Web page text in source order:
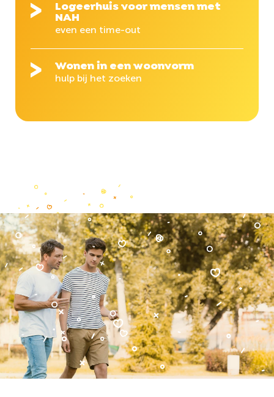
Logeerhuis voor mensen met
NAH
even een time-out
Wonen in een woonvorm
hulp bij het zoeken